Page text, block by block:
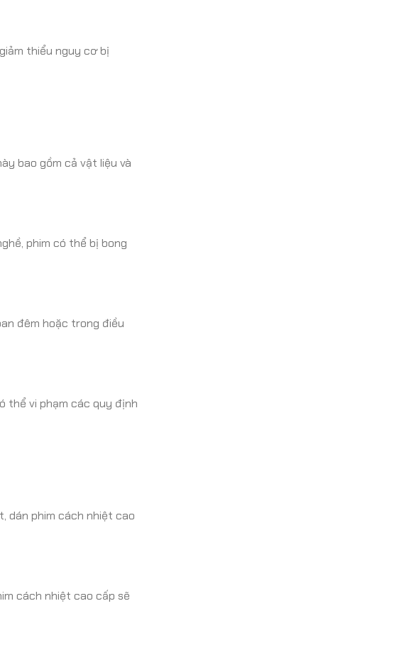
thiểu nguy cơ bị
bao gồm cả vật liệu và
phim có thể bị bong
đêm hoặc trong điều
thể vi phạm các quy định
dán phim cách nhiệt cao
cách nhiệt cao cấp sẽ